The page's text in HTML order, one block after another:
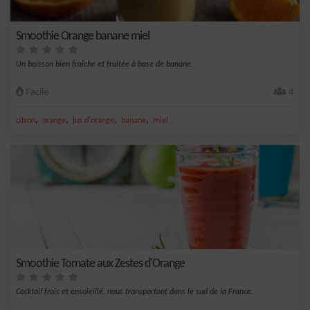
Smoothie Orange banane miel
Un boisson bien fraîche et fruitée à base de banane.
Facile 4
citron, orange, jus d'orange, banane, miel
Smoothie Tomate aux Zestes d'Orange
Cocktail frais et ensoleillé, nous transportant dans le sud de la France.